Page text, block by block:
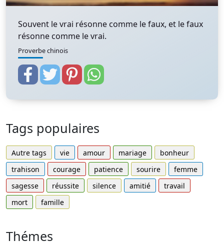
Souvent le vrai résonne comme le faux, et le faux
résonne comme le vrai.
Proverbe chinois
Tags populaires
Autre tags vie amour mariage
bonheur
trahison
courage patience sourire
femme
sagesse
réussite silence amitié
travail
mort
famille
Thémes